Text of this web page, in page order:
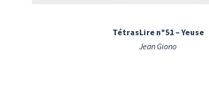
TétrasLire n°51 – Yeuse
Jean Giono